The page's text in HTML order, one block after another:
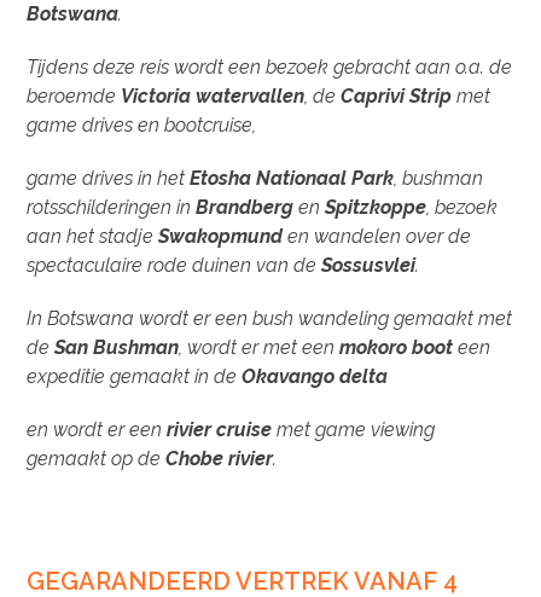
Botswana.
Tijdens deze reis wordt een bezoek gebracht aan o.a. de
beroemde Victoria watervallen , deCaprivi Strip met
game drives en bootcruise,
game drives in hetEtosha Nationaal Park , bushman
rotsschilderingen inBrandberg enSpitzkoppe , bezoek
aan het stadjeSwakopmunden wandelen over de
spectaculaire rode duinen van deSossusvlei.
In Botswana wordt er een bush wandeling gemaakt met
deSan Bushman , wordt er met eenmokoro boot een
expeditie gemaakt in deOkavango delta
en wordt er eenrivier cruise met game viewing
gemaakt op deChobe rivier.
GEGARANDEERD VERTREK VANAF 4